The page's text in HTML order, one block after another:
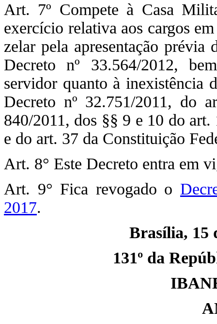
Art. 7º Compete à Casa
exercício relativa aos cargos
zelar pela apresentação
Decreto nº 33.564/2012,
servidor quanto à inexistência
Decreto nº 32.751/2011, do
840/2011, dos §§ 9 e 10 do
e do art. 37 da Constituição
Art. 8° Este Decreto entra em
Art. 9° Fica revogado o
2017.
Brasília, 15
131º da